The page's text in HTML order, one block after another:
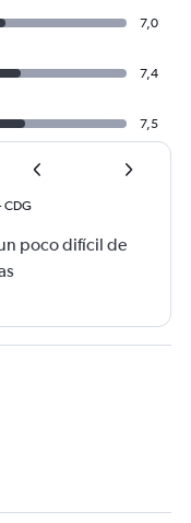
7,0
7,4
7,5
CDG
poco difícil de